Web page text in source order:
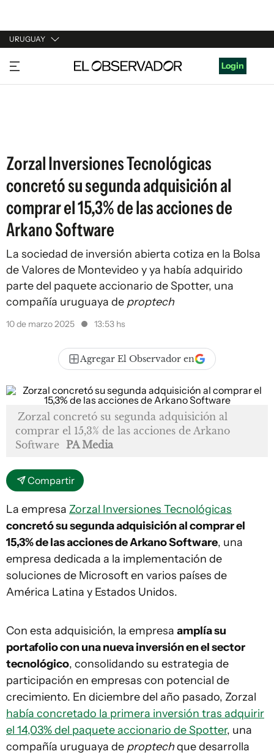
URUGUAY
URUGUAY
ARGENTINA
Login
Zorzal Inversiones Tecnológicas
concretó su segunda adquisición al
comprar el 15,3% de las acciones de
Arkano Software
La sociedad de inversión abierta cotiza en la Bolsa
de Valores de Montevideo y ya había adquirido
parte del paquete accionario de Spotter, una
compañía uruguaya de proptech
10 de marzo 2025 13:53 hs
Agregar El Observador en
Zorzal concretó su segunda adquisición al
comprar el 15,3% de las acciones de Arkano
Software PA Media
Compartir
La empresa Zorzal Inversiones Tecnológicas
concretó su segunda adquisición al comprar el
15,3% de las acciones de Arkano Software, una
empresa dedicada a la implementación de
soluciones de Microsoft en varios países de
América Latina y Estados Unidos.
Con esta adquisición, la empresa amplía su
portafolio con una nueva inversión en el sector
tecnológico, consolidando su estrategia de
participación en empresas con potencial de
crecimiento. En diciembre del año pasado, Zorzal
había concretado la primera inversión tras adquirir
el 14,03% del paquete accionario de Spotter, una
compañía uruguaya de proptechque desarrolla